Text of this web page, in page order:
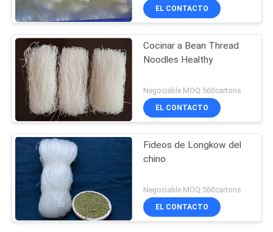
EL CONTACTO
Cocinar a Bean Thread
Noodles Healthy
Negociable MOQ:560cartons
EL CONTACTO
Fideos de Longkow del
chino
Negociable MOQ:560cartons
EL CONTACTO